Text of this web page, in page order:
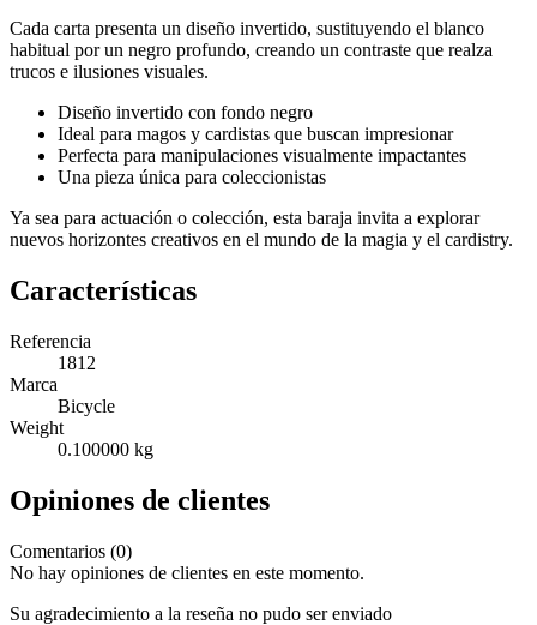
Cada carta presenta un diseño invertido, sustituyendo el blanco
habitual por un negro profundo, creando un contraste que realza
trucos e ilusiones visuales.
Diseño invertido con fondo negro
Ideal para magos y cardistas que buscan impresionar
Perfecta para manipulaciones visualmente impactantes
Una pieza única para coleccionistas
Ya sea para actuación o colección, esta baraja invita a explorar
nuevos horizontes creativos en el mundo de la magia y el cardistry.
Características
Referencia
1812
Marca
Bicycle
Weight
0.100000 kg
Opiniones de clientes
Comentarios (0)
No hay opiniones de clientes en este momento.
Su agradecimiento a la reseña no pudo ser enviado